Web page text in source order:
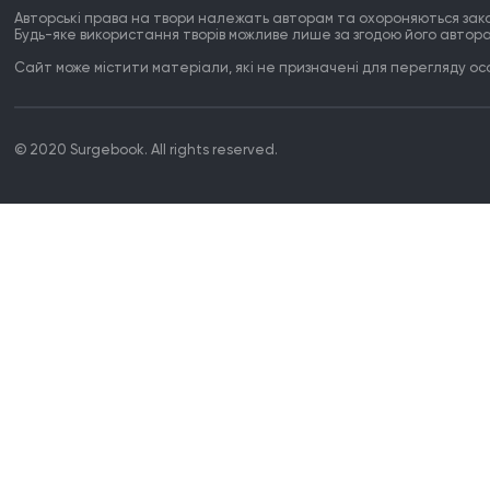
Авторські права на твори належать авторам та охороняються
Будь-яке використання творів можливе лише за згодою його
Сайт може містити матеріали, які не призначені для перегляду
© 2020 Surgebook. All rights reserved.